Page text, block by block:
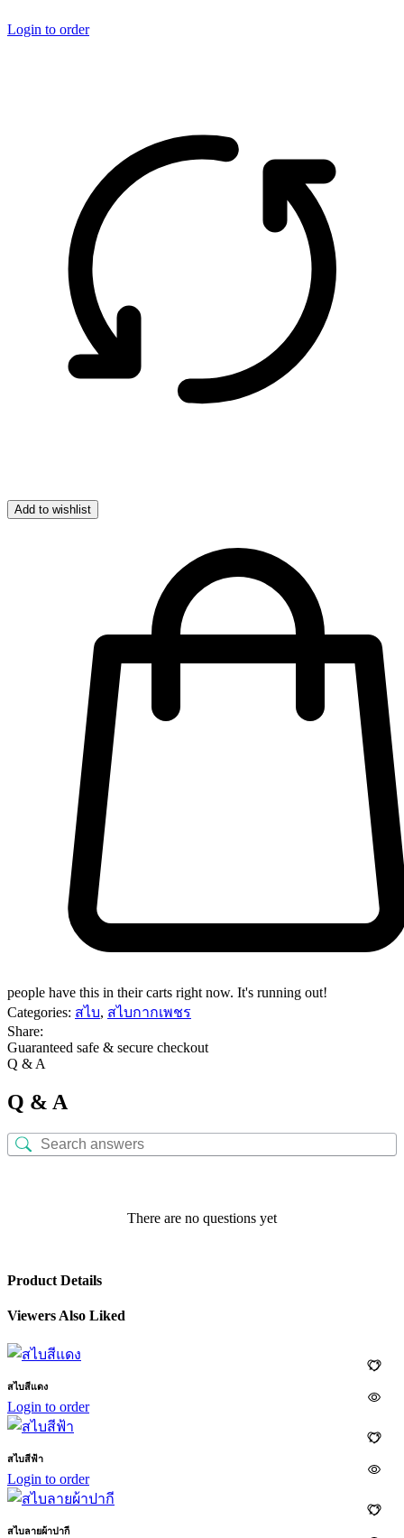
Login to order
Add to wishlist
people have this in their carts right now. It's running out!
Categories: สไบ, สไบกากเพชร
Share:
Guaranteed safe & secure checkout
Q & A
Q & A
There are no questions yet
Product Details
Viewers Also Liked
สไบสีแดง
Login to order
สไบสีฟ้า
Login to order
สไบลายผ้าปากี